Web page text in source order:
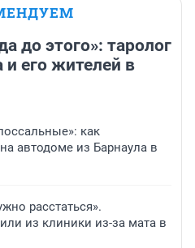
до этого»: таролог
и его жителей в
как
автодоме из Барнаула в
расстаться».
из клиники из-за мата в